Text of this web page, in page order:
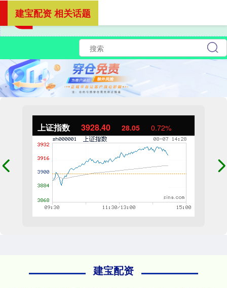
上证指数 3928.40 28.05 0.72%
建宝配资
建宝配资 相关话题